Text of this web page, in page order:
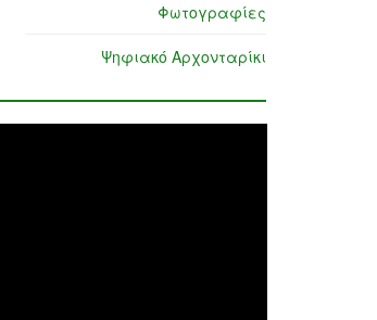
Φωτογραφίες
Ψηφιακό Αρχονταρίκι